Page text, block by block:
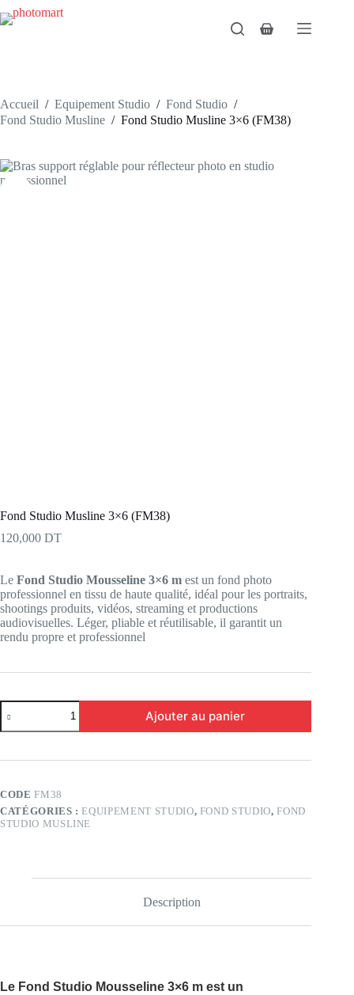
Passer
au
Panier
Accueil / Equipement Studio / Fond Studio /
Fond Studio Musline / Fond Studio Musline 3×6 (FM38)
Fond Studio Musline 3×6 (FM38)
120,000 DT
Le Fond Studio Mousseline 3×6 m est un fond photo
professionnel en tissu de haute qualité, idéal pour les portraits,
shootings produits, vidéos, streaming et productions
audiovisuelles. Léger, pliable et réutilisable, il garantit un
rendu propre et professionnel
quantité
de
Fond
Musline
Ajouter au panier
CODEFM38
CATÉGORIES :EQUIPEMENT STUDIO, FOND STUDIO,FOND
STUDIO MUSLINE
Description
Le Fond Studio Mousseline 3×6 m est un